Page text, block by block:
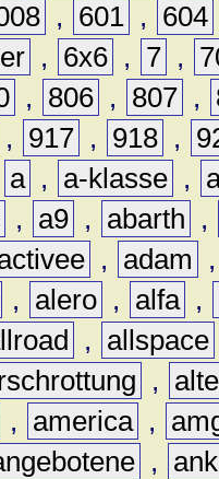
, 601 , 604
, 6x6 , 7 ,
, 806 , 807 ,
, 917 , 918 ,
a , a-klasse ,
, a9 , abarth
,
, adam
, alero , alfa ,
, allspace
,
, america ,
,